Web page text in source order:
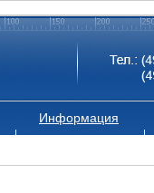
Информация